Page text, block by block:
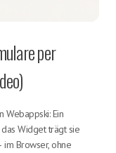
per
Webappski: Ein
Widget trägt sie
Browser, ohne